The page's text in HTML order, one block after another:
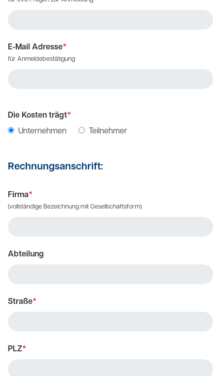
E-Mail Adresse*
für Anmeldebestätigung
Die Kosten trägt*
Unternehmen
Teilnehmer
Rechnungsanschrift:
Firma*
(vollständige Bezeichnung mit Gesellschaftsform)
Abteilung
Straße*
PLZ*